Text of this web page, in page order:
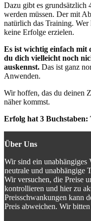
Dazu gibt es grundsätzlich
werden müssen. Der mit
natürlich das Training.
keine Erfolge erzielen.
Es ist wichtig einfach mit
du dich vielleicht noch
auskennst. Das ist ganz
Anwenden.
Wir hoffen, das du deinen
näher kommst.
Erfolg hat 3 Buchstaben:
Über Uns
Wir sind ein unabhängiges
neutrale und unabhängige
Wir versuchen, die Preise
kontrollieren und hier zu
Preisschwankungen kann
Preis abweichen. Wir